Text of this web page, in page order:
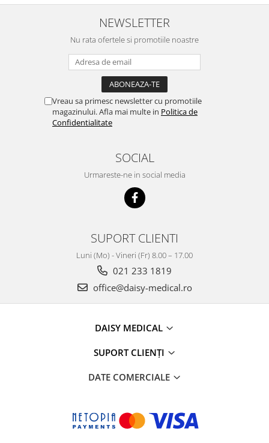
NEWSLETTER
Nu rata ofertele si promotiile noastre
Vreau sa primesc newsletter cu promotiile
magazinului. Afla mai multe in Politica de
Confidentialitate
SOCIAL
Urmareste-ne in social media
SUPORT CLIENTI
Luni (Mo) - Vineri (Fr) 8.00 – 17.00
021 233 1819
office@daisy-medical.ro
DAISY MEDICAL
SUPORT CLIENȚI
DATE COMERCIALE